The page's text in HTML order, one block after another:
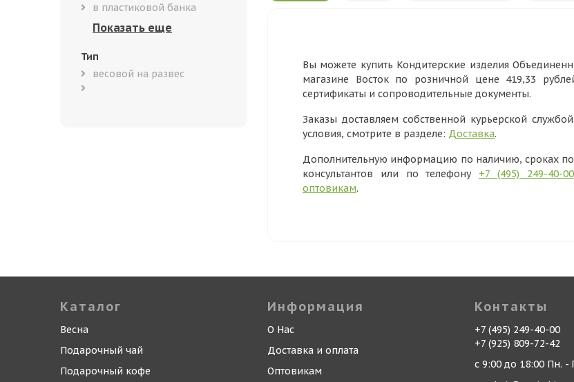
в пластиковой банка
Тип
весовой на развес
Вы можете купить Кондитерские изделия
магазине Восток по розничной цене 419,33
сертификаты и сопроводительные документы.
Заказы доставляем собственной курьерской
условия, смотрите в разделе: Доставка.
Дополнительную информацию по наличию, сроках
консультантов или по телефону +7 (495) 249-40-00
оптовикам.
Каталог
Весна
Подарочный чай
Подарочный кофе
Информация
О Нас
Доставка и оплата
Оптовикам
Контакты
+7 (495) 249-40-00
+7 (925) 809-72-42
с 9:00 до 18:00 Пн. -